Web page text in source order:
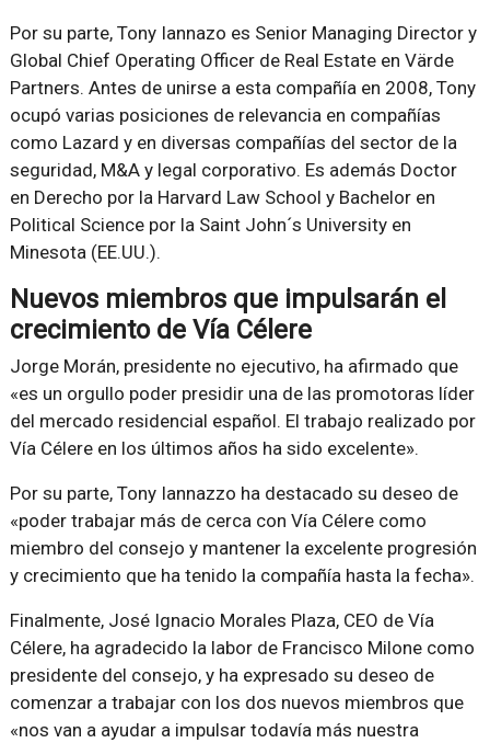
Por su parte, Tony Iannazo es Senior Managing Director y
Global Chief Operating Officer de Real Estate en Värde
Partners. Antes de unirse a esta compañía en 2008, Tony
ocupó varias posiciones de relevancia en compañías
como Lazard y en diversas compañías del sector de la
seguridad, M&A y legal corporativo. Es además Doctor
en Derecho por la Harvard Law School y Bachelor en
Political Science por la Saint John´s University en
Minesota (EE.UU.).
Nuevos miembros que impulsarán el
crecimiento de Vía Célere
Jorge Morán, presidente no ejecutivo, ha afirmado que
«es un orgullo poder presidir una de las promotoras líder
del mercado residencial español. El trabajo realizado por
Vía Célere en los últimos años ha sido excelente».
Por su parte, Tony Iannazzo ha destacado su deseo de
«poder trabajar más de cerca con Vía Célere como
miembro del consejo y mantener la excelente progresión
y crecimiento que ha tenido la compañía hasta la fecha».
Finalmente, José Ignacio Morales Plaza, CEO de Vía
Célere, ha agradecido la labor de Francisco Milone como
presidente del consejo, y ha expresado su deseo de
comenzar a trabajar con los dos nuevos miembros que
«nos van a ayudar a impulsar todavía más nuestra